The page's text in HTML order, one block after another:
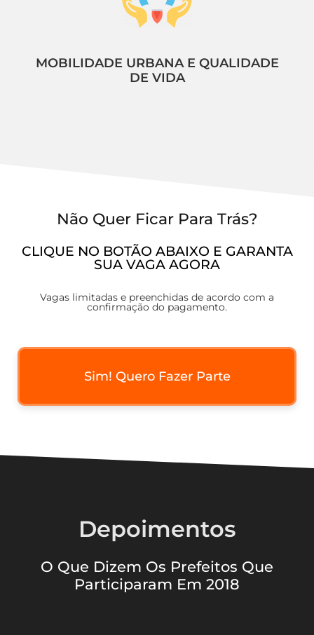
MOBILIDADE URBANA E QUALIDADE
DE VIDA
Não Quer Ficar Para Trás?
CLIQUE NO BOTÃO ABAIXO E GARANTA
SUA VAGA AGORA
Vagas limitadas e preenchidas de acordo com a
confirmação do pagamento.
Sim! Quero Fazer Parte
Depoimentos
O Que Dizem Os Prefeitos Que
Participaram Em 2018